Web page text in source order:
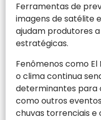
Ferramentas de
imagens de satélite
ajudam produtores
estratégicas.
Fenômenos como El
o clima continua
determinantes para
como outros
chuvas torrenciais e